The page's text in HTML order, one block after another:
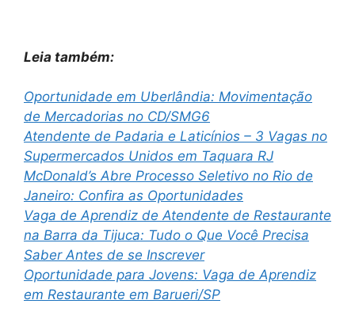
Leia também:
Oportunidade em Uberlândia: Movimentação
de Mercadorias no CD/SMG6
Atendente de Padaria e Laticínios – 3 Vagas no
Supermercados Unidos em Taquara RJ
McDonald’s Abre Processo Seletivo no Rio de
Janeiro: Confira as Oportunidades
Vaga de Aprendiz de Atendente de Restaurante
na Barra da Tijuca: Tudo o Que Você Precisa
Saber Antes de se Inscrever
Oportunidade para Jovens: Vaga de Aprendiz
em Restaurante em Barueri/SP